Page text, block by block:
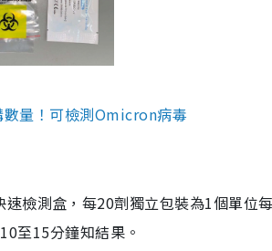
量！可檢測Omicron病毒
檢測盒，每20劑獨立包裝為1個單位
至15分鐘知結果。